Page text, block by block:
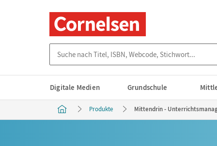
Digitale Medien Grundschule
Produkte Mittendrin -